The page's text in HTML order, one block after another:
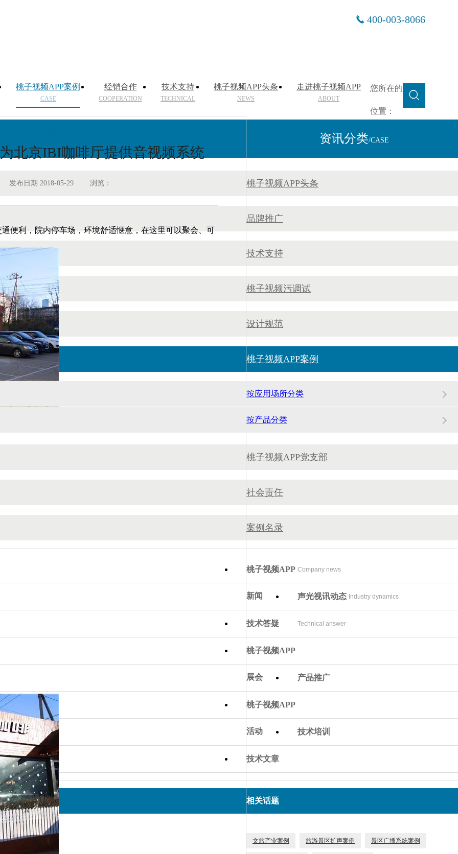
400-003-8066
桃子视频APP案例
CASE
经销合作
COOPERATION
技术支持
TECHNICAL
桃子视频APP头条
NEWS
走进桃子视频APP
ABOUT
您所在的
位置：
北京IBI咖啡厅提供音视频系统
发布日期 2018-05-29 浏览：
，院内停车场，环境舒适惬意，在这里可以聚会、可
资讯分类/CASE
桃子视频APP头条
品牌推广
技术支持
桃子视频污调试
设计规范
桃子视频APP案例
按应用场所分类
按产品分类
桃子视频APP党支部
社会责任
案例名录
桃子视频APP
新闻
Company news
声光视讯动态 Industry dynamics
技术答疑 Technical answer
桃子视频APP
展会 产品推广
桃子视频APP
活动 技术培训
技术文章
相关话题
文旅产业案例 旅游景区扩声案例 景区广播系统案例